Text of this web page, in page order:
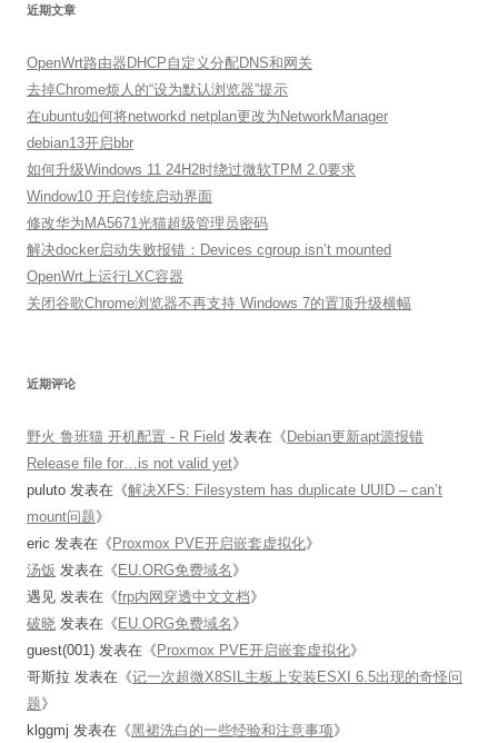
近期文章
OpenWrt路由器DHCP自定义分配DNS和网关
去掉Chrome烦人的“设为默认浏览器”提示
在ubuntu如何将networkd netplan更改为NetworkManager
debian13开启bbr
如何升级Windows 11 24H2时绕过微软TPM 2.0要求
Window10 开启传统启动界面
修改华为MA5671光猫超级管理员密码
解决docker启动失败报错：Devices cgroup isn’t mounted
OpenWrt上运行LXC容器
关闭谷歌Chrome浏览器不再支持 Windows 7的置顶升级横幅
近期评论
野火 鲁班猫 开机配置 - R Field 发表在《 Debian更新apt源报错
Release file for…is not valid yet》
puluto 发表在《解决XFS: Filesystem has duplicate UUID – can’t
mount问题》
eric 发表在《 Proxmox PVE开启嵌套虚拟化》
汤饭 发表在《 EU.ORG免费域名 》
遇见 发表在《frp内网穿透中文文档》
破晓 发表在《 EU.ORG免费域名 》
guest(001) 发表在《 Proxmox PVE开启嵌套虚拟化》
哥斯拉 发表在《记一次超微X8SIL主板上安装ESXI 6.5出现的奇怪问
题》
klggmj 发表在《黑裙洗白的一些经验和注意事项》